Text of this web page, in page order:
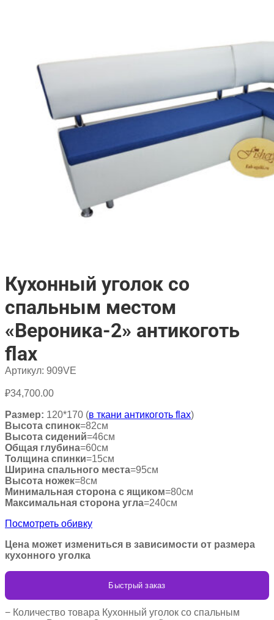
Кухонный уголок со
спальным местом
«Вероника-2» антикоготь
flax
Артикул: 909VE
₽34,700.00
Размер: 120*170 (в ткани антикоготь flax)
Высота спинок=82см
Высота сидений=46см
Общая глубина=60см
Толщина спинки=15см
Ширина спального места=95см
Высота ножек=8см
Минимальная сторона с ящиком=80см
Максимальная сторона угла=240см
Посмотреть обивку
Цена может измениться в зависимости от размера
кухонного уголка
Быстрый заказ
− Количество товара Кухонный уголок со спальным